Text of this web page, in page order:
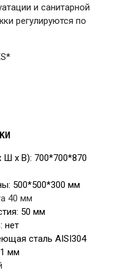
и санитарной
регулируются по
Ш х В): 700*700*870
500*500*300 мм
40 мм
50 мм
нет
сталь AISI304
мм